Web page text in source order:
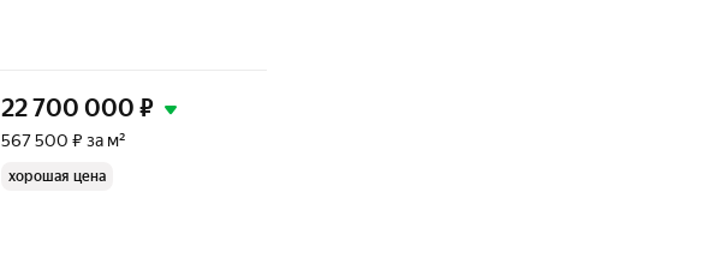
22 700 000 ₽
567 500 ₽ за м²
хорошая цена